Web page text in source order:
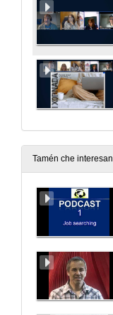
Tamén che interesan